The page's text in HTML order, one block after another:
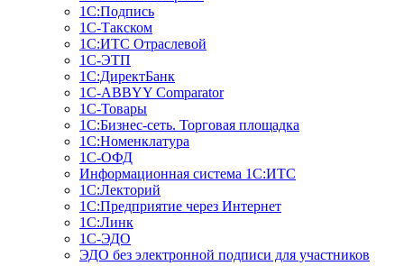
1С:Подпись
1С-Такском
1С:ИТС Отраслевой
1С-ЭТП
1С:ДиректБанк
1C-ABBYY Comparator
1С-Товары
1С:Бизнес-сеть. Торговая площадка
1С:Номенклатура
1С-ОФД
Информационная система 1С:ИТС
1С:Лекторий
1С:Предприятие через Интернет
1С:Линк
1С-ЭДО
ЭДО без электронной подписи для участников